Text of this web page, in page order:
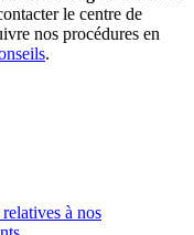
le centre de
nos procédures en
.
à nos